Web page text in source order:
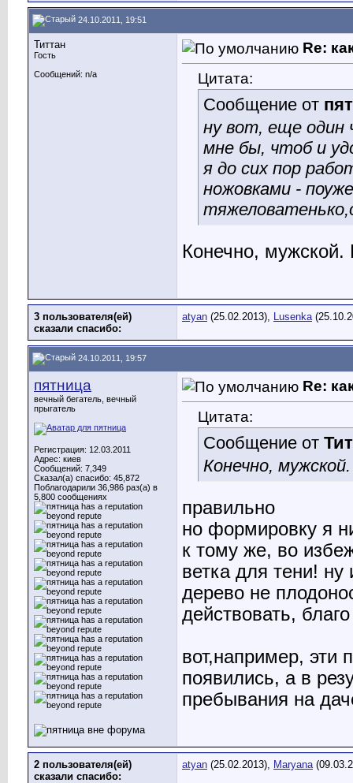
24.10.2011, 19:51
Титтан
Гость
Сообщений: n/a
Re:
Цитата:
Сообщение от
ну вот, еще один
мне бы, чтоб и
я до сих пор
ножовками -
Конечно,
3 пользователя(ей)
сказали cпасибо:
atyan (25.02.2013), Lusenka
24.10.2011, 19:57
пятница
вечный бегатель, вечный
прыгатель
Регистрация: 12.03.2011
Адрес: киев
Сообщений: 7,349
Сказал(а) спасибо: 45,872
Поблагодарили 36,986 раз(а) в
5,800 сообщениях
Re:
Цитата:
Сообщение от
Конечно,
правильно
но формировку я
к тому же, во
ветка для тени!
дерево не
действовать,
вот,например, эти
появились, а в
пребывания на
2 пользователя(ей)
сказали cпасибо:
atyan (25.02.2013), Maryana